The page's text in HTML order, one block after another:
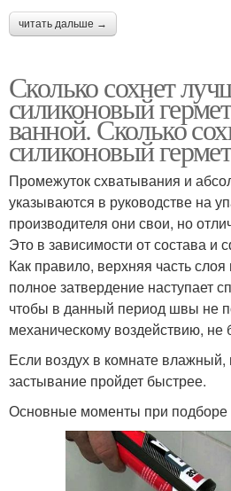
читать дальше →
Сколько сохнет
силиконовый
ванной. Сколько
силиконовый
Промежуток схватывания и
указываются в руководстве на
производителя они свои, но
Это в зависимости от состава и
Как правило, верхняя часть
полное затвердение наступает
чтобы в данный период швы не
механическому воздействию, не
Если воздух в комнате влажный,
застывание пройдет быстрее.
Основные моменты при подборе